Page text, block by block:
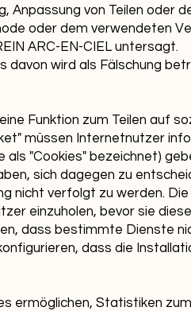
Anpassung von Teilen oder
oder dem verwendeten
ARC-EN-CIEL untersagt.
davon wird als Fälschung
Funktion zum Teilen auf
müssen Internetnutzer
als "Cookies" bezeichnet)
sich dagegen zu
nicht verfolgt zu werden.
einzuholen, bevor sie
dass bestimmte Dienste
dass die
ermöglichen, Statistiken